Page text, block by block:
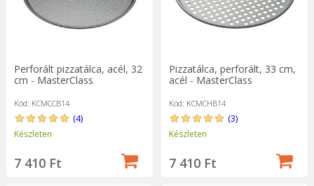
Perforált pizzatálca, acél, 32
cm - MasterClass
Kód: KCMCCB14
(4)
Készleten
7 410 Ft
Pizzatálca, perforált, 33 cm,
acél - MasterClass
Kód: KCMCHB14
(3)
Készleten
7 410 Ft